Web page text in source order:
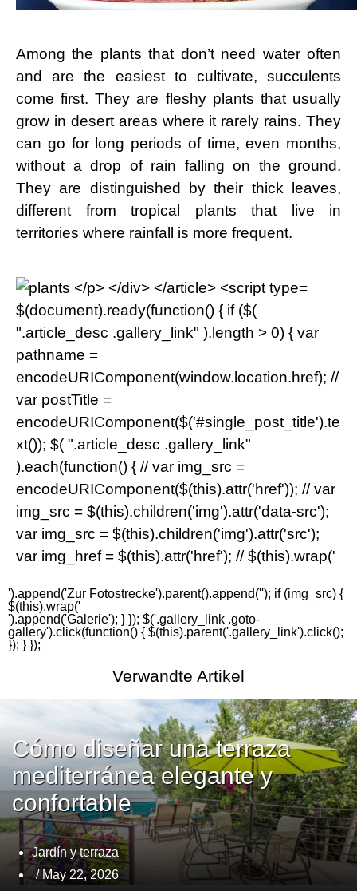
Among the plants that don’t need water often
and are the easiest to cultivate, succulents
come first. They are fleshy plants that usually
grow in desert areas where it rarely rains. They
can go for long periods of time, even months,
without a drop of rain falling on the ground.
They are distinguished by their thick leaves,
different from tropical plants that live in
territories where rainfall is more frequent.
$(document).ready(function() { if ($(
".article_desc .gallery_link" ).length > 0) { var
pathname =
encodeURIComponent(window.location.href); //
var postTitle =
encodeURIComponent($('#single_post_title').te
xt()); $( ".article_desc .gallery_link"
).each(function() { // var img_src =
encodeURIComponent($(this).attr('href')); // var
img_src = $(this).children('img').attr('data-src');
var img_src = $(this).children('img').attr('src');
var img_href = $(this).attr('href'); // $(this).wrap('
').append('Zur Fotostrecke').parent().append(''); if (img_src) {
$(this).wrap('
').append('Galerie'); } }); $('.gallery_link .goto-
gallery').click(function() { $(this).parent('.gallery_link').click();
}); } });
Verwandte Artikel
Cómo diseñar una terraza
mediterránea elegante y
confortable
Jardín y terraza
/ May 22, 2026